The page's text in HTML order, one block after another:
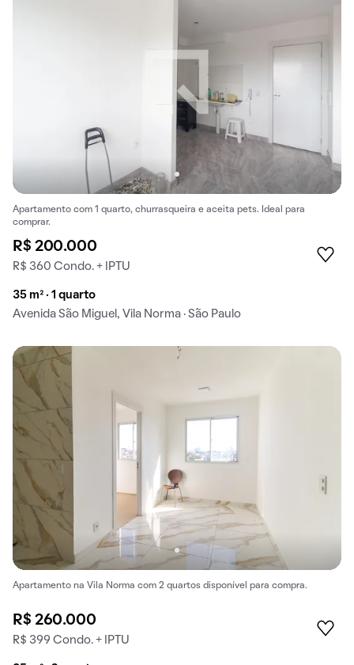
Apartamento com 1 quarto, churrasqueira e aceita pets. Ideal para
comprar.
R$ 200.000
R$ 360 Condo. + IPTU
35 m² · 1 quarto
Avenida São Miguel, Vila Norma · São Paulo
Apartamento na Vila Norma com 2 quartos disponível para compra.
R$ 260.000
R$ 399 Condo. + IPTU